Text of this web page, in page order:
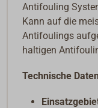
Antifouling
Kann auf die
Antifoulings
haltigen
Technische Daten